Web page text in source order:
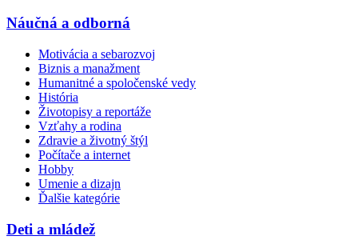
Náučná a odborná
Motivácia a sebarozvoj
Biznis a manažment
Humanitné a spoločenské vedy
História
Životopisy a reportáže
Vzťahy a rodina
Zdravie a životný štýl
Počítače a internet
Hobby
Umenie a dizajn
Ďalšie kategórie
Deti a mládež